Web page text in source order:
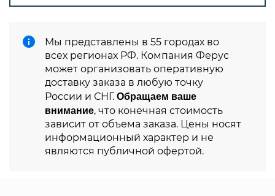
Мы представлены в 55 городах во
всех регионах РФ. Компания Ферус
может организовать оперативную
доставку заказа в любую точку
России и СНГ. Обращаем ваше
внимание, что конечная стоимость
зависит от объема заказа. Цены носят
информационный характер и не
являются публичной офертой.